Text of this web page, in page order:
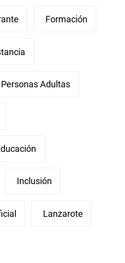
Formación
Adultas
Inclusión
Lanzarote